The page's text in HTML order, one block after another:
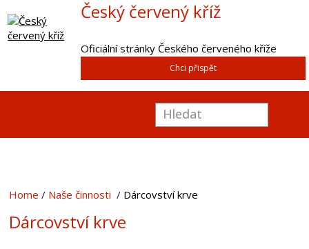
Český červený kříž
Oficiální stránky Českého červeného kříže
Chci přispět
Home Naše činnosti Dárcovství krve
Dárcovství krve